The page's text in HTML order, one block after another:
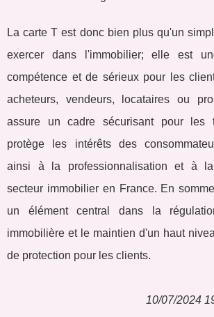
La carte T est donc bien plus qu'un
exercer dans l'immobilier; elle est
compétence et de sérieux pour les
acheteurs, vendeurs, locataires ou
assure un cadre sécurisant pour les
protège les intérêts des
ainsi à la professionnalisation et à
secteur immobilier en France. En
un élément central dans la
immobilière et le maintien d'un haut
de protection pour les clients.
10/07/2024